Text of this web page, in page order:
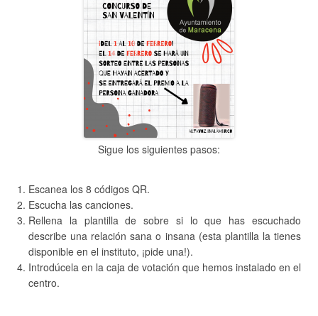
Sigue los siguientes pasos:
Escanea los 8 códigos QR.
Escucha las canciones.
Rellena la plantilla de sobre si lo que has escuchado
describe una relación sana o insana (esta plantilla la tienes
disponible en el instituto, ¡pide una!).
Introdúcela en la caja de votación que hemos instalado en el
centro.